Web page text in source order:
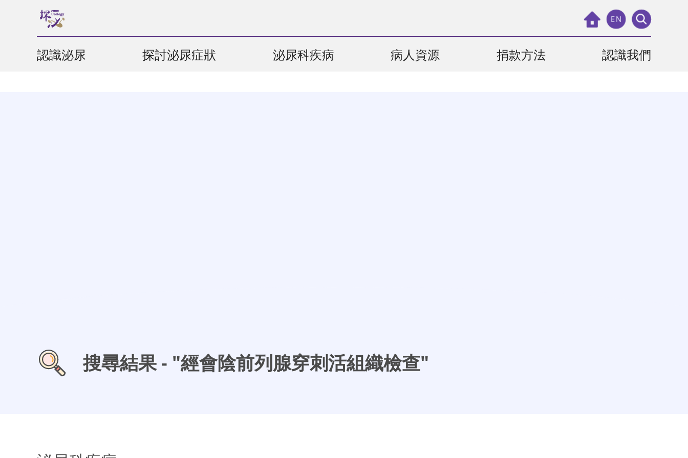
EN
認識泌尿 探討泌尿症狀 泌尿科疾病 病人資源 捐款方法 認識我們
搜尋結果 - "經會陰前列腺穿刺活組織檢查"